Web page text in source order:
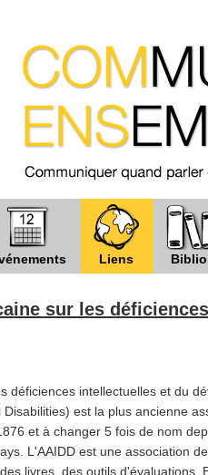
Liens Biblio
sur les
déficiences intellectuelles et du
est la plus ancienne
et à changer 5 fois de nom
L'AAIDD est une association
livres, des outils d'évaluations.